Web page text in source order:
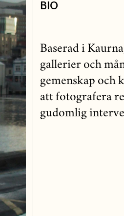
BIO
Baserad i
gallerier och
gemenskap och
att fotografera
gudomlig